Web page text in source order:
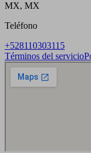
MX, MX
Teléfono
+528110303115
Términos del servicio